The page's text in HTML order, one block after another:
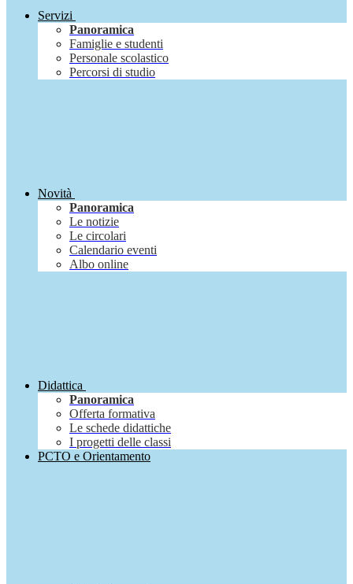
Servizi
Panoramica
Famiglie e studenti
Personale scolastico
Percorsi di studio
Novità
Panoramica
Le notizie
Le circolari
Calendario eventi
Albo online
Didattica
Panoramica
Offerta formativa
Le schede didattiche
I progetti delle classi
PCTO e Orientamento